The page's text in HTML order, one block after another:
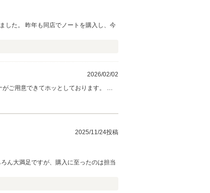
した。 昨年も同店でノートを購入し、今
2026/02/02
2025/11/24投稿
ん大満足ですが、購入に至ったのは担当